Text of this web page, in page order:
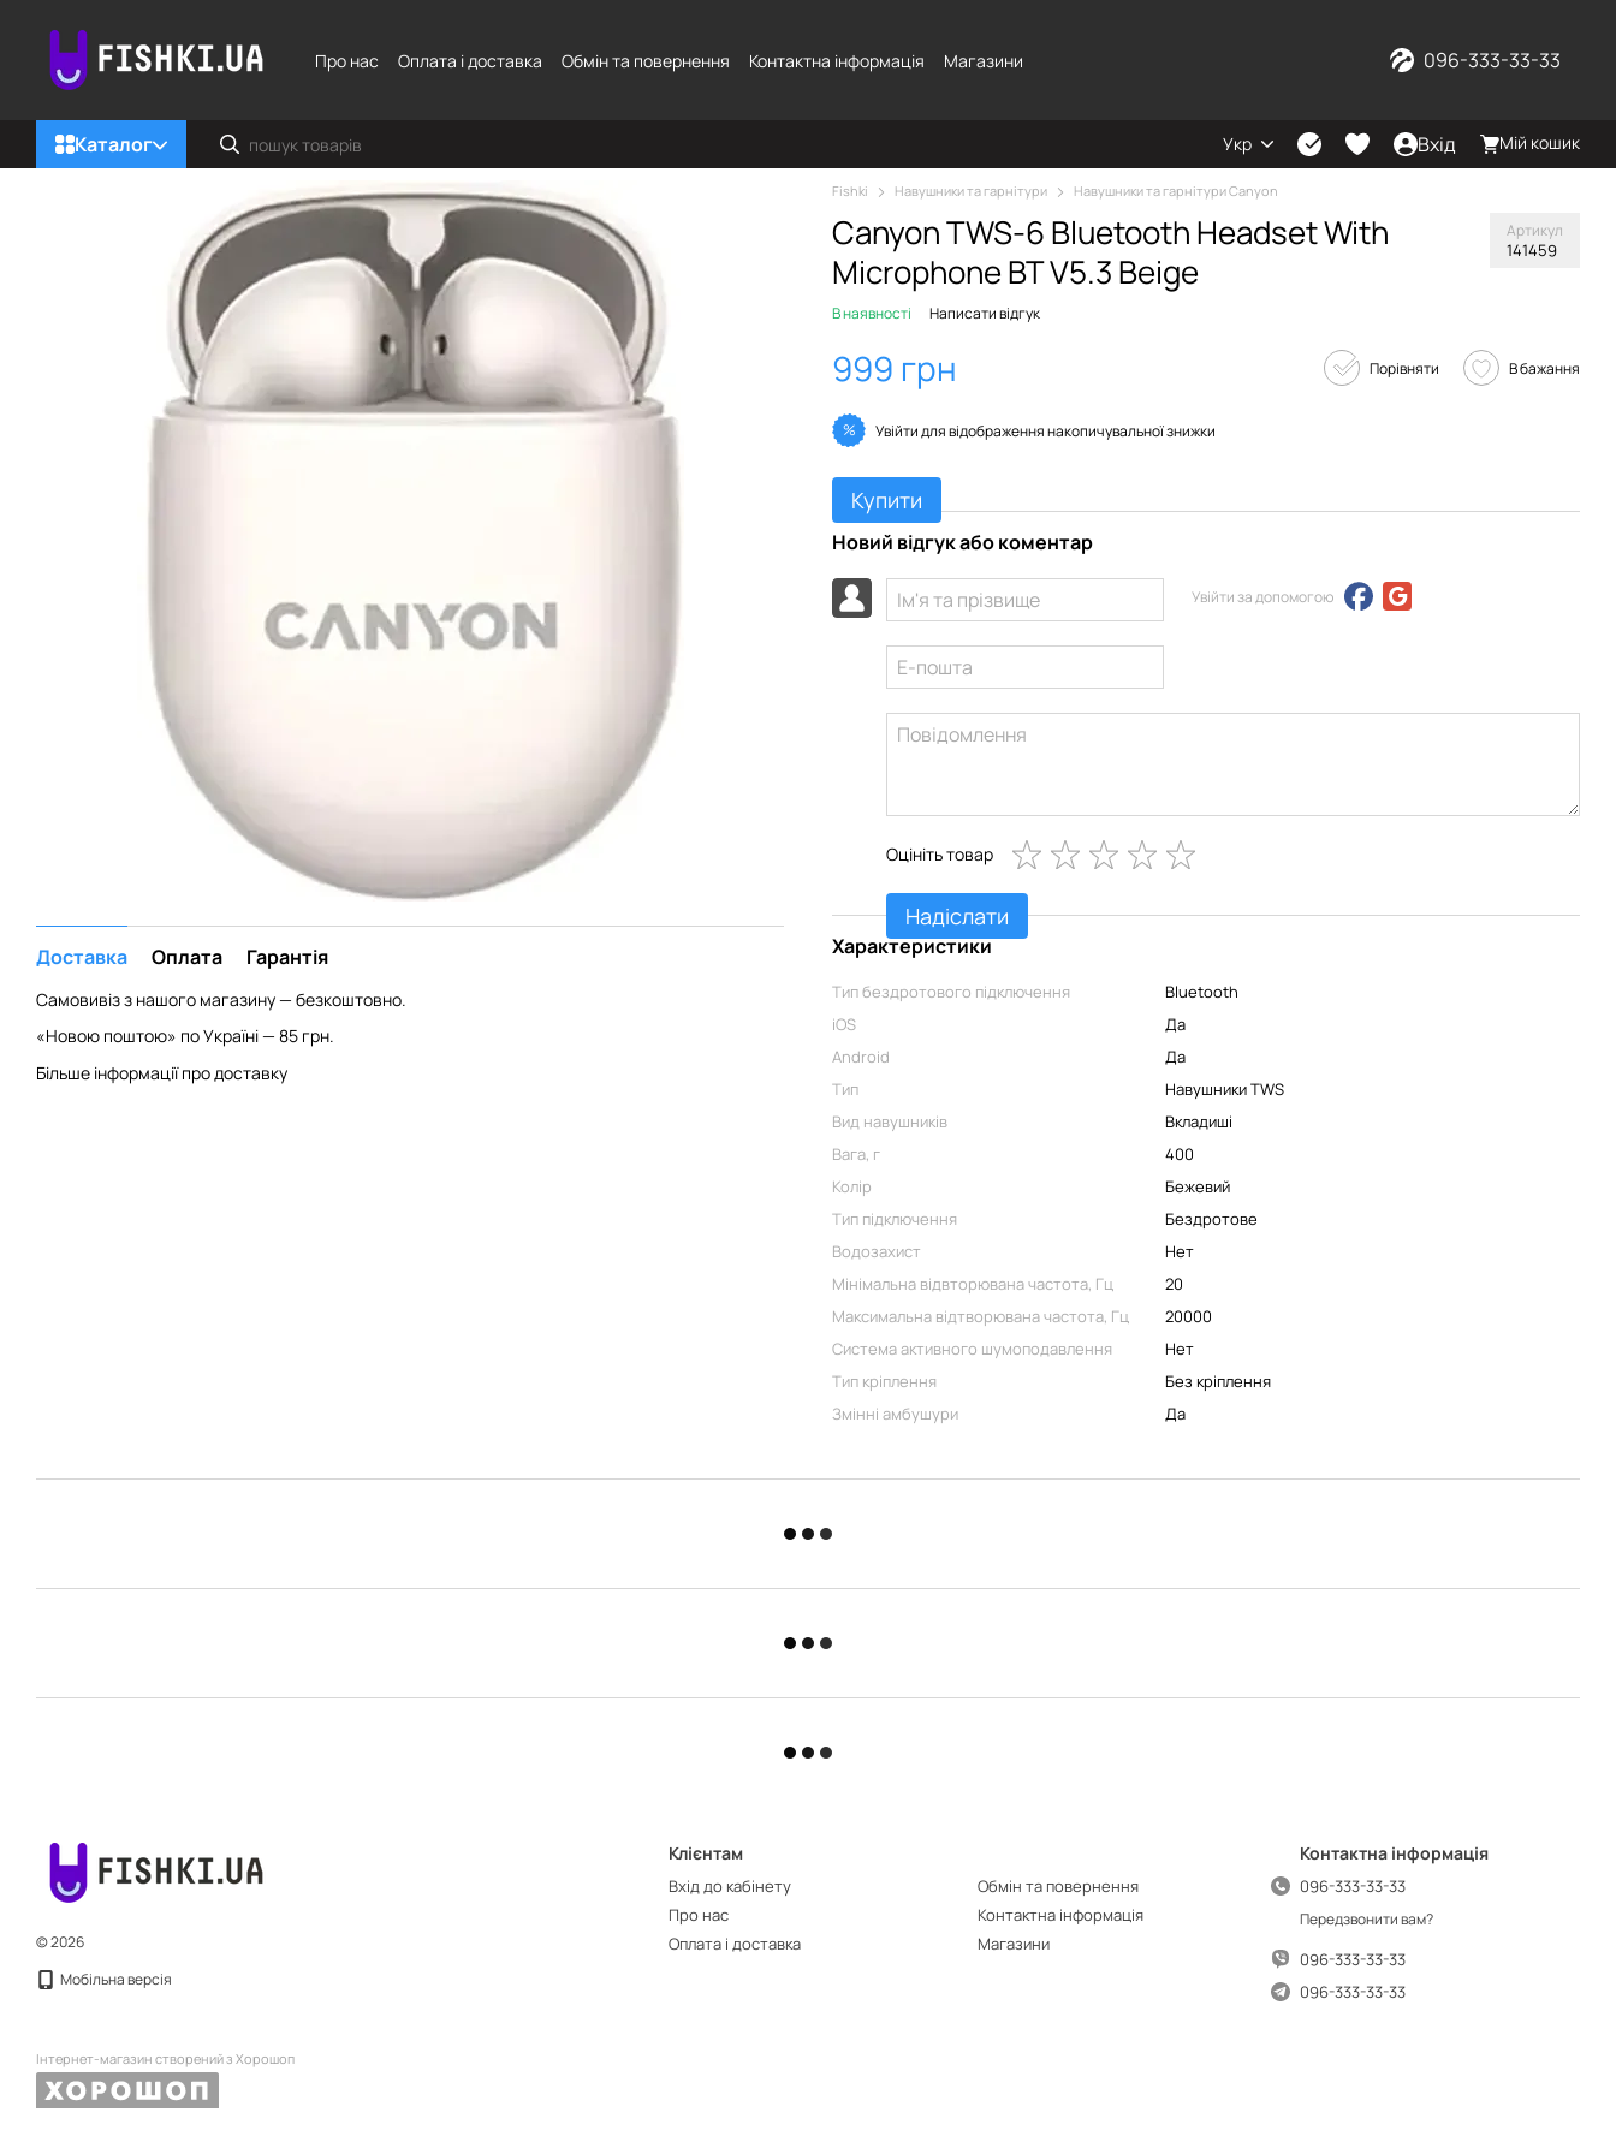
Про нас
Оплата і доставка Обмін та повернення Контактна інформація Магазини 096-333-33-33
Каталог Укр Вхід Мій кошик
Доставка Оплата Гарантія
Самовивіз з нашого магазину — безкоштовно.
«Новою поштою» по Україні — 85 грн.
Більше інформації про доставку
Fishki Навушники та гарнітури Навушники та гарнітури Canyon
Canyon TWS-6 Bluetooth Headset With
Microphone BT V5.3 Beige
Артикул
141459
В наявності Написати відгук
999 грн Порівняти В бажання
% Увійтидля відображення накопичувальної знижки
Купити
Новий відгук або коментар
Увійти за допомогою
Оцініть товар
Надіслати
Характеристики
Тип бездротового підключення
Bluetooth
iOS
Да
Android
Да
Тип
Навушники TWS
Вид навушників
Вкладиші
Вага, г
400
Колір
Бежевий
Тип підключення
Бездротове
Водозахист
Нет
Мінімальна відвторювана частота, Гц
20
Максимальна відтворювана частота, Гц
20000
Система активного шумоподавлення
Нет
Тип кріплення
Без кріплення
Змінні амбушури
Да
© 2026
Мобільна версія
Інтернет-магазин створений з Хорошоп
Клієнтам
Вхід до кабінету
Про нас
Оплата і доставка
Обмін та повернення
Контактна інформація
Магазини
Контактна інформація
096-333-33-33
Передзвонити вам?
096-333-33-33
096-333-33-33